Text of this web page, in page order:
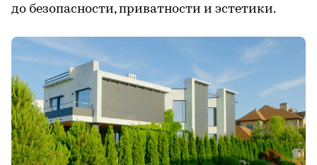
до безопасности, приватности и эстетики.